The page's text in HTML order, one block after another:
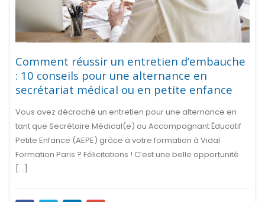
Comment réussir un entretien d’embauche
: 10 conseils pour une alternance en
secrétariat médical ou en petite enfance
Vous avez décroché un entretien pour une alternance en
tant que Secrétaire Médical(e) ou Accompagnant Éducatif
Petite Enfance (AEPE) grâce à votre formation à Vidal
Formation Paris ? Félicitations ! C’est une belle opportunité
[...]